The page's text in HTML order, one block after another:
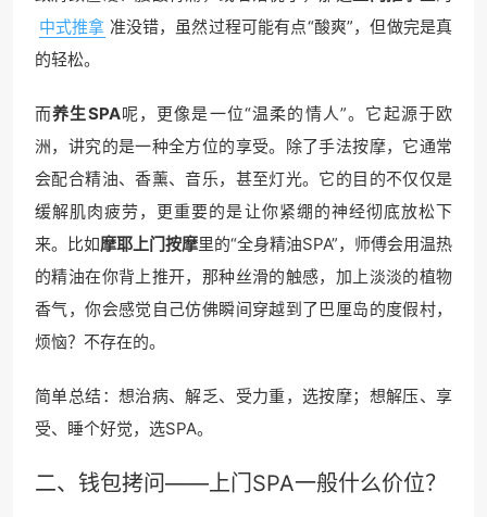
中式推拿 准没错，虽然过程可能有点“酸爽”，但做完是真
的轻松。
而养生SPA呢，更像是一位“温柔的情人”。它起源于欧
洲，讲究的是一种全方位的享受。除了手法按摩，它通常
会配合精油、香薰、音乐，甚至灯光。它的目的不仅仅是
缓解肌肉疲劳，更重要的是让你紧绷的神经彻底放松下
来。比如摩耶上门按摩里的“全身精油SPA”，师傅会用温热
的精油在你背上推开，那种丝滑的触感，加上淡淡的植物
香气，你会感觉自己仿佛瞬间穿越到了巴厘岛的度假村，
烦恼？不存在的。
简单总结：想治病、解乏、受力重，选按摩；想解压、享
受、睡个好觉，选SPA。
二、钱包拷问——上门SPA一般什么价位？